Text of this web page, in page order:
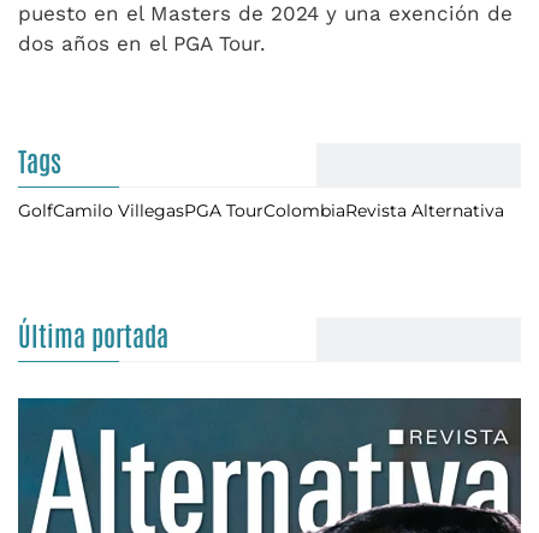
puesto en el Masters de 2024 y una exención de
dos años en el PGA Tour.
Tags
GolfCamilo VillegasPGA TourColombiaRevista Alternativa
Última portada